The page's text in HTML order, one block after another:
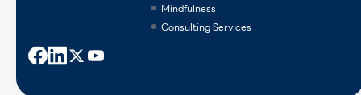
Mindfulness
Consulting Services